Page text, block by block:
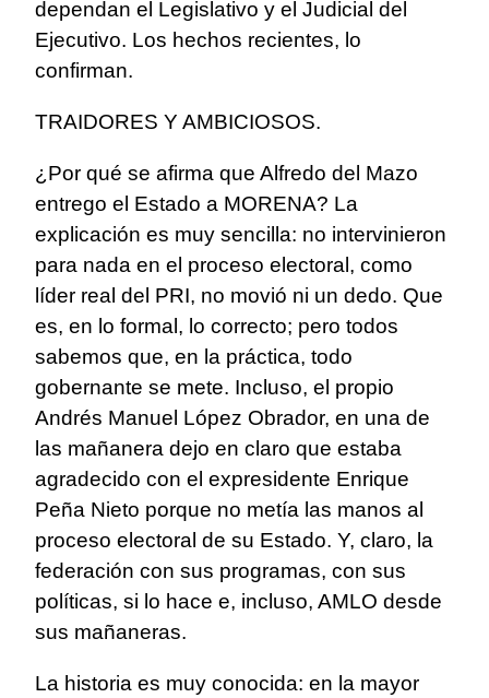
dependan el Legislativo y el Judicial del
Ejecutivo. Los hechos recientes, lo
confirman.
TRAIDORES Y AMBICIOSOS.
¿Por qué se afirma que Alfredo del Mazo
entrego el Estado a MORENA? La
explicación es muy sencilla: no intervinieron
para nada en el proceso electoral, como
líder real del PRI, no movió ni un dedo. Que
es, en lo formal, lo correcto; pero todos
sabemos que, en la práctica, todo
gobernante se mete. Incluso, el propio
Andrés Manuel López Obrador, en una de
las mañanera dejo en claro que estaba
agradecido con el expresidente Enrique
Peña Nieto porque no metía las manos al
proceso electoral de su Estado. Y, claro, la
federación con sus programas, con sus
políticas, si lo hace e, incluso, AMLO desde
sus mañaneras.
La historia es muy conocida: en la mayor